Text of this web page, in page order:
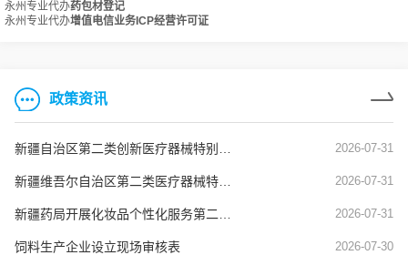
永州专业代办药包材登记
永州专业代办增值电信业务ICP经营许可证
政策资讯
2026-07-31
2026-07-31
2026-07-31
饲料生产企业设立现场审核表 2026-07-30